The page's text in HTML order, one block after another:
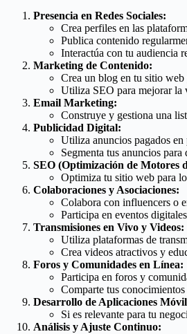
Presencia en Redes Sociales:
Crea perfiles en las
Publica contenido
Interactúa con tu audiencia
Marketing de Contenido:
Crea un blog en tu sitio
Utiliza SEO para mejorar la
Email Marketing:
Construye y gestiona una
Publicidad Digital:
Utiliza anuncios pagados en
Segmenta tus anuncios
SEO (Optimización de Motores
Optimiza tu sitio web para
Colaboraciones y Asociaciones:
Colabora con influencers o
Participa en eventos
Transmisiones en Vivo y Videos:
Utiliza plataformas de
Crea videos atractivos y
Foros y Comunidades en Línea:
Participa en foros y
Comparte tus
Desarrollo de Aplicaciones
Si es relevante para tu
Análisis y Ajuste Continuo: